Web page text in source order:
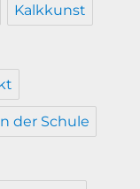
Kalkkunst
der Schule